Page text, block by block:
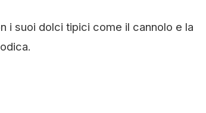
i suoi dolci tipici come il cannolo e la